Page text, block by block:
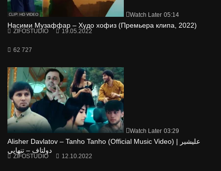
Watch Later 05:14
Насими Музаффар – Худо хофиз (Премьера клипа, 2022)
ZIFOSTUDIO 19.05.2022
62 727
Watch Later 03:29
Alisher Davlatov – Tanho Tanho (Official Music Video) | علیشیر
دولتاف – تنهایی
ZIFOSTUDIO 12.10.2022